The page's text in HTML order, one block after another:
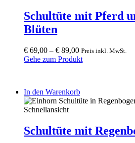
variants.
The
be
Schultüte mit Pferd
Blüten
€ 69,00 – € 89,00 Preis inkl. MwSt.
Gehe zum Produkt
In den Warenkorb
Schnellansicht
Schultüte mit